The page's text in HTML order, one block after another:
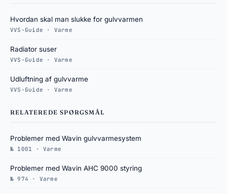
Hvordan skal man slukke for gulvvarmen
VVS-Guide · Varme
Radiator suser
VVS-Guide · Varme
Udluftning af gulvvarme
VVS-Guide · Varme
RELATEREDE SPØRGSMÅL
Problemer med Wavin gulvvarmesystem
№ 1001 · Varme
Problemer med Wavin AHC 9000 styring
№ 974 · Varme